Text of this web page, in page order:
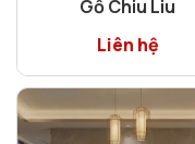
Gỗ Chiu Liu
Liên hệ